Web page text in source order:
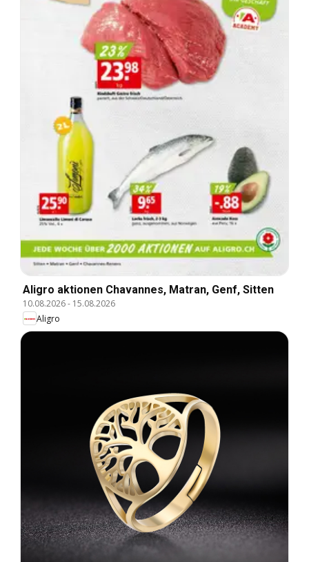
Aligro aktionen Chavannes, Matran, Genf, Sitten
10.08.2026- 15.08.2026
Aligro